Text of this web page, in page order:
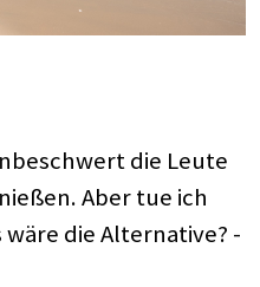
die Leute
Aber tue ich
die Alternative? -